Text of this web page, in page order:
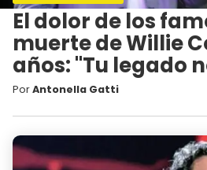
El dolor de los
muerte de Willie
años: "Tu legado
PorAntonella Gatti